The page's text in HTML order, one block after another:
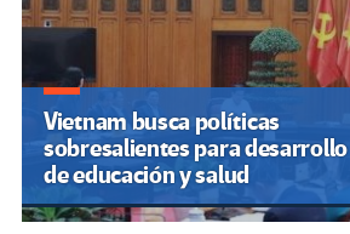
Vietnam busca políticas
sobresalientes para desarrollo
de educación y salud